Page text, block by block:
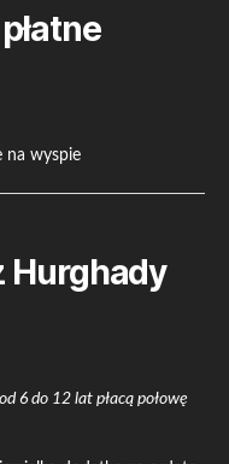
na wyspie
Hurghady
6 do 12 lat płacą połowę